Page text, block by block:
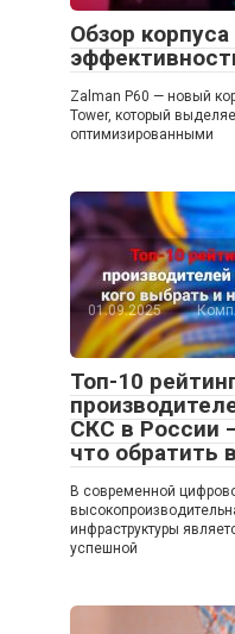
Обзор
Zalman P60 — новый
Tower, который
оптимизированными
01.09.2025
Топ-10
СКС в России
что обратить
В современной
инфраструктуры
успешной